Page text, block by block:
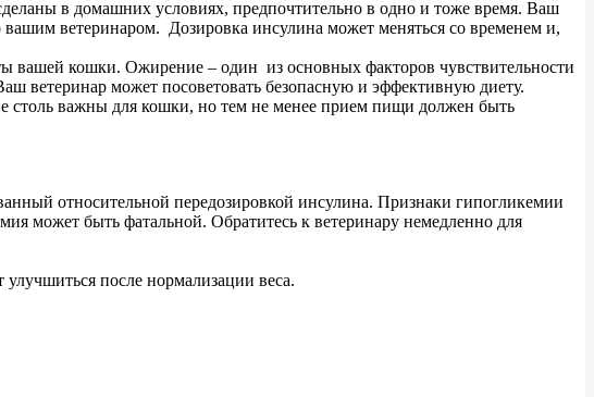
в домашних условиях, предпочтительно в одно и тоже время. Ваш
ветеринаром. Дозировка инсулина может меняться со временем и,
вашей кошки. Ожирение – один из основных факторов чувствительности
ветеринар может посоветовать безопасную и эффективную диету.
важны для кошки, но тем не менее прием пищи должен быть
относительной передозировкой инсулина. Признаки гипогликемии
может быть фатальной. Обратитесь к ветеринару немедленно для
после нормализации веса.